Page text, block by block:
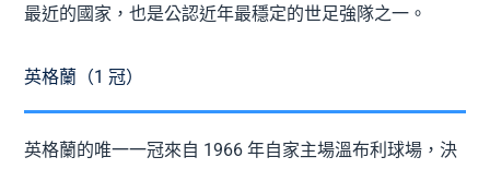
最近的國家，也是公認近年最穩定的世足強隊之一。
英格蘭（1 冠）
英格蘭的唯一一冠來自 1966 年自家主場溫布利球場，決